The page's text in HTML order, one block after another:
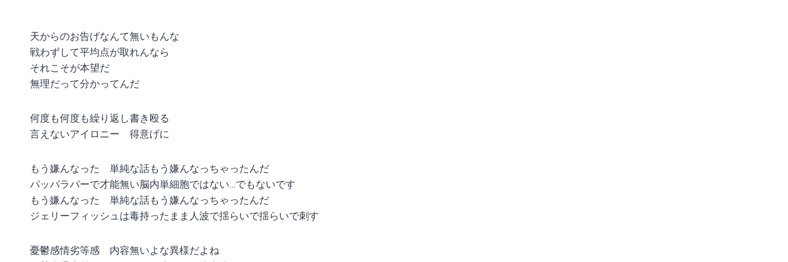
天からのお告げなんて無いもんな
戦わずして平均点が取れんなら
それこそが本望だ
無理だって分かってんだ
何度も何度も繰り返し書き殴る
言えないアイロニー 得意げに
もう嫌んなった 単純な話もう嫌んなっちゃったんだ
パッパラパーで才能無い脳内単細胞ではない…でもないです
もう嫌んなった 単純な話もう嫌んなっちゃったんだ
ジェリーフィッシュは毒持ったまま人波で揺らいで揺らいで刺す
憂鬱感情劣等感 内容無いよな異様だよね